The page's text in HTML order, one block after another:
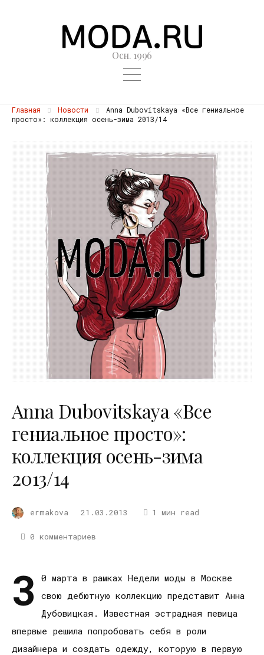
Осн. 1996
Главная Новости
Anna Dubovitskaya «Все гениальное
просто»: коллекция осень-зима 2013/14
Anna Dubovitskaya «Все
гениальное просто»:
коллекция осень-зима
2013/14
ermakova 21.03.2013 1 мин read
0 комментариев
3
0 марта в рамках Недели моды в Москве
свою дебютную коллекцию представит Анна
Дубовицкая. Известная эстрадная певица
впервые решила попробовать себя в роли
дизайнера и создать одежду, которую в первую